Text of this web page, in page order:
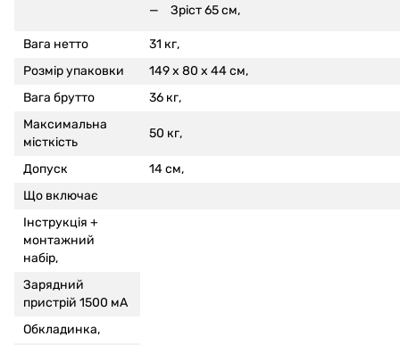
Зріст 65 см,
Вага нетто
31 кг,
Розмір упаковки
149 x 80 x 44 см,
Вага брутто
36 кг,
Максимальна
місткість
50 кг,
Допуск
14 см,
Що включає
Інструкція +
монтажний
набір,
Зарядний
пристрій 1500 мА
Обкладинка,